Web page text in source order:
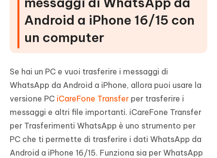
Android a iPhone 16/15 con
un computer
Se hai un PC e vuoi trasferire i messaggi di
WhatsApp da Android a iPhone, allora puoi usare la
versione PC iCareFone Transfer per trasferire i
messaggi e altri file importanti. iCareFone Transfer
per Trasferimenti WhatsApp è uno strumento per
PC che ti permette di trasferire i dati WhatsApp da
Android a iPhone 16/15. Funziona sia per WhatsApp